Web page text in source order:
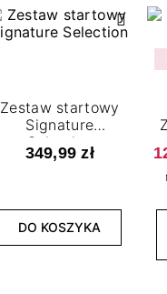
Zestaw startowy
Signature
Selection
349,99 zł
DO KOSZYKA